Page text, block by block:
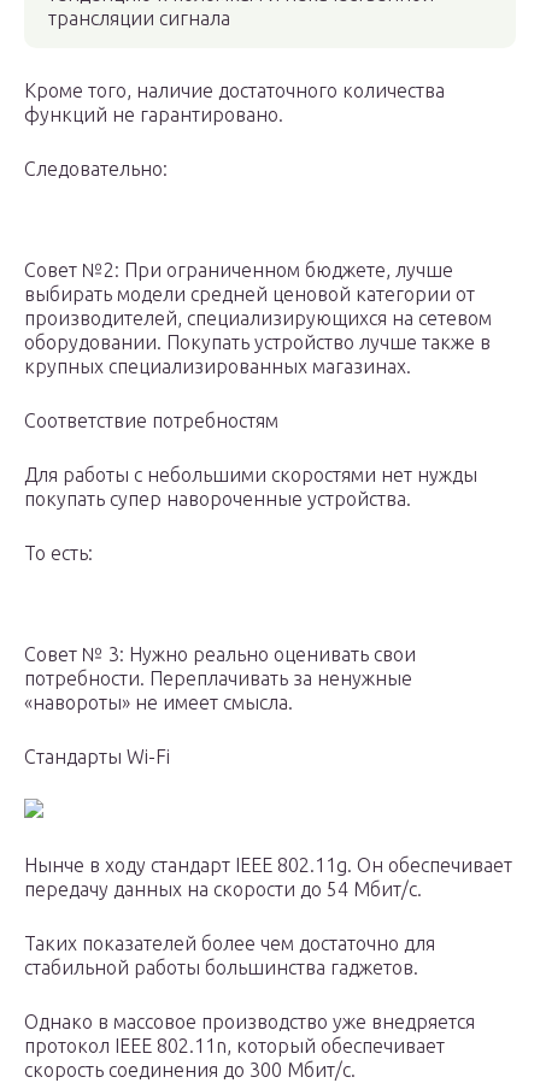
трансляции сигнала
Кроме того, наличие достаточного количества
функций не гарантировано.
Следовательно:
Совет №2: При ограниченном бюджете, лучше
выбирать модели средней ценовой категории от
производителей, специализирующихся на сетевом
оборудовании. Покупать устройство лучше также в
крупных специализированных магазинах.
Соответствие потребностям
Для работы с небольшими скоростями нет нужды
покупать супер навороченные устройства.
То есть:
Совет № 3: Нужно реально оценивать свои
потребности. Переплачивать за ненужные
«навороты» не имеет смысла.
Стандарты Wi-Fi
Нынче в ходу стандарт IEEE 802.11g. Он обеспечивает
передачу данных на скорости до 54 Мбит/с.
Таких показателей более чем достаточно для
стабильной работы большинства гаджетов.
Однако в массовое производство уже внедряется
протокол IEEE 802.11n, который обеспечивает
скорость соединения до 300 Мбит/с.